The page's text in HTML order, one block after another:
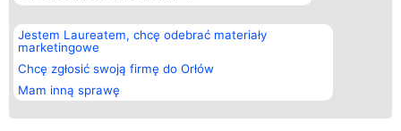
Jestem Laureatem, chcę odebrać materiały
marketingowe
Chcę zgłosić swoją firmę do Orłów
Mam inną sprawę
Organizator plebiscytu
Bright Side Solutions sp. z o.
o. sp. k.
ul. Ruska 22
Wrocław 50-079
KRS 0000749100 | Regon
381313360 | NIP 8943132676
Plebiscyt
Laureaci
wszystkich
Laureatów
Regulamin
Kontakt
Kontakt